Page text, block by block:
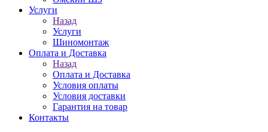
Услуги
Назад
Услуги
Шиномонтаж
Оплата и Доставка
Назад
Оплата и Доставка
Условия оплаты
Условия доставки
Гарантия на товар
Контакты